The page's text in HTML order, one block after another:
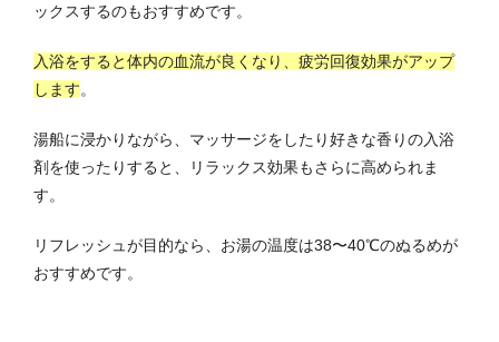
ックスするのもおすすめです。
入浴をすると体内の血流が良くなり、疲労回復効果がアップ
します。
湯船に浸かりながら、マッサージをしたり好きな香りの入浴
剤を使ったりすると、リラックス効果もさらに高められま
す。
リフレッシュが目的なら、お湯の温度は38〜40℃のぬるめが
おすすめです。